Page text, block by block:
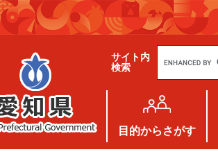
サイト内
検索
g
e
カ
タ
ム
検
目的からさがす